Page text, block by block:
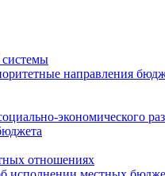
направления
экономического
отношениях